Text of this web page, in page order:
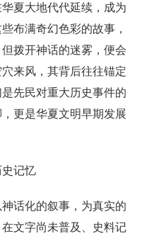
夏大地代代延续，成为
布满奇幻色彩的故事，
拨开神话的迷雾，便会
来风，其背后往往锚定
先民对重大历史事件的
更是华夏文明早期发展
记忆
话化的叙事，为真实的
文字尚未普及、史料记